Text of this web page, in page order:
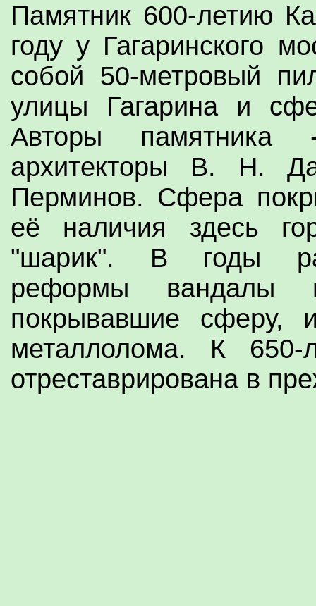
Памятник 600-летию
году у Гагаринского
собой 50-метровый
улицы Гагарина и
Авторы памятника
архитекторы В. Н.
Перминов. Сфера
её наличия здесь
"шарик". В годы
реформы вандалы
покрывавшие сферу,
металлолома. К
отреставрирована в